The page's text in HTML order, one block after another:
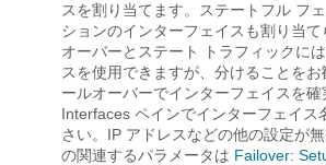
スを割り当てます。ステートフル フ
ションのインターフェイスも割り当
オーバーと ステート トラフィックに
スを使用できますが、分けることを
ールオーバーでインターフェイスを確
Interfaces ペインでインターフェイス
さい。IP アドレスなどの他の設定が
の関連するパラメータは Failover: